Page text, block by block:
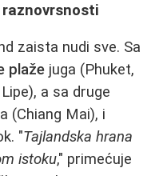
zaista nudi sve. Sa
plaže juga (Phuket,
a sa druge
(Chiang Mai), i
"Tajlandska hrana
istoku," primećuje